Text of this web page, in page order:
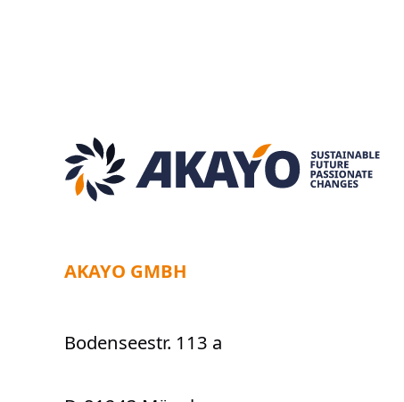
AKAYO GMBH
Bodenseestr. 113 a